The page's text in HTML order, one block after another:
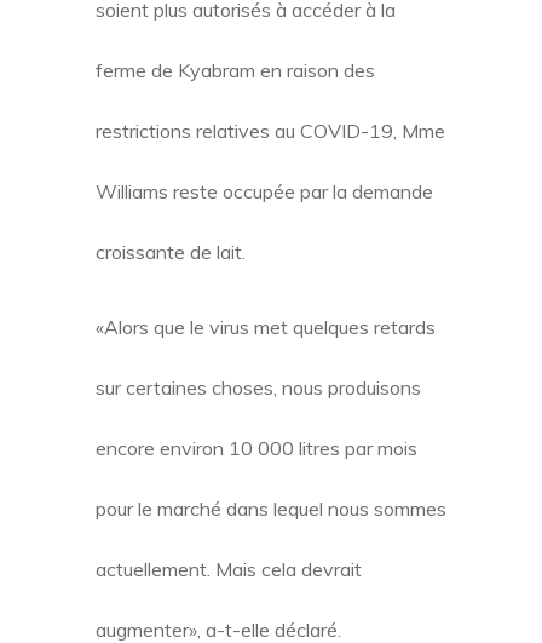
soient plus autorisés à accéder à la
ferme de Kyabram en raison des
restrictions relatives au COVID-19, Mme
Williams reste occupée par la demande
croissante de lait.
«Alors que le virus met quelques retards
sur certaines choses, nous produisons
encore environ 10 000 litres par mois
pour le marché dans lequel nous sommes
actuellement. Mais cela devrait
augmenter», a-t-elle déclaré.